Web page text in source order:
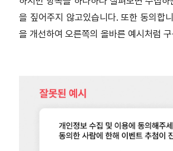
을 짚어주지 않고있습니다. 또한 동의합
을 개선하여 오른쪽의 올바른 예시처럼